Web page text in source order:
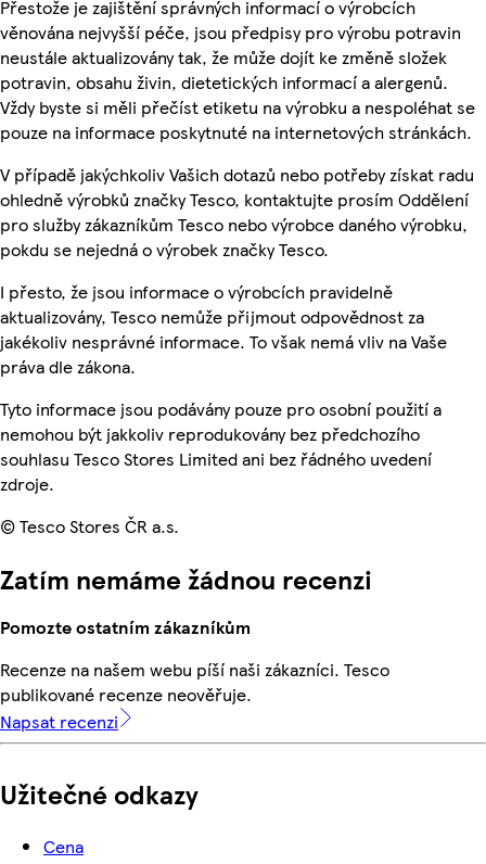
Přestože je zajištění správných informací o výrobcích
věnována nejvyšší péče, jsou předpisy pro výrobu potravin
neustále aktualizovány tak, že může dojít ke změně složek
potravin, obsahu živin, dietetických informací a alergenů.
Vždy byste si měli přečíst etiketu na výrobku a nespoléhat se
pouze na informace poskytnuté na internetových stránkách.
V případě jakýchkoliv Vašich dotazů nebo potřeby získat radu
ohledně výrobků značky Tesco, kontaktujte prosím Oddělení
pro služby zákazníkům Tesco nebo výrobce daného výrobku,
pokdu se nejedná o výrobek značky Tesco.
I přesto, že jsou informace o výrobcích pravidelně
aktualizovány, Tesco nemůže přijmout odpovědnost za
jakékoliv nesprávné informace. To však nemá vliv na Vaše
práva dle zákona.
Tyto informace jsou podávány pouze pro osobní použití a
nemohou být jakkoliv reprodukovány bez předchozího
souhlasu Tesco Stores Limited ani bez řádného uvedení
zdroje.
© Tesco Stores ČR a.s.
Zatím nemáme žádnou recenzi
Pomozte ostatním zákazníkům
Recenze na našem webu píší naši zákazníci. Tesco
publikované recenze neověřuje.
Napsat recenzi
Užitečné odkazy
Cena